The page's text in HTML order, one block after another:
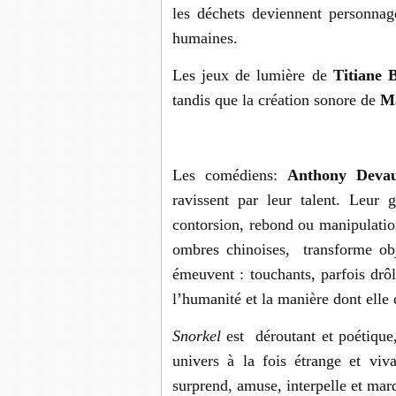
les déchets deviennent
humaines.
Les jeux de lumière de Titiane
tandis que la création sonore de
Les comédiens:
Anthony
ravissent par leur talent. Leur
contorsion, rebond ou
ombres chinoises, transforme
émeuvent : touchants, parfois
l’humanité et la manière dont
Snorkel est déroutant et
univers à la fois étrange et
surprend, amuse, interpelle et